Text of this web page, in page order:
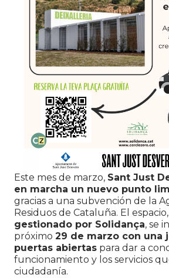
Este mes de marzo, Sant Just
en marcha un nuevo punto
gracias a una subvención de la
Residuos de Cataluña. El
gestionado por Solidança, se
próximo 29 de marzo con una
puertas abiertas para dar a
funcionamiento y los servicios
ciudadanía.